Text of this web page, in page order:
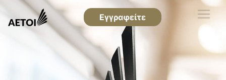
Εγγραφείτε